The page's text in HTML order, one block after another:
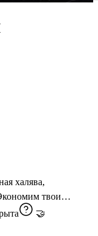
твои